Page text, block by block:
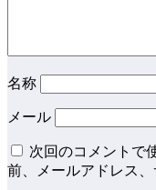
名称
メール
次回のコメントで
前、メールアドレス、